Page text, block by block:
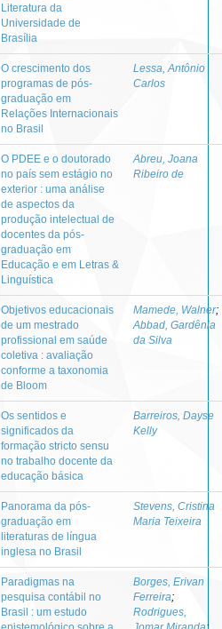
Literatura da
Universidade de
Brasília
O crescimento dos
programas de pós-
graduação em
Relações Internacionais
no Brasil
Lessa, Antônio
Carlos
O PDEE e o doutorado
no país sem estágio no
exterior : uma análise
de aspectos da
produção intelectual de
docentes da pós-
graduação em
Educação e em Letras &
Linguística
Abreu, Joana
Ribeiro de
Objetivos educacionais
de um mestrado
profissional em saúde
coletiva : avaliação
conforme a taxonomia
de Bloom
Mamede, Walner;
Abbad, Gardênia
da Silva
Os sentidos e
significados da
formação stricto sensu
no trabalho docente da
educação básica
Barreiros, Dayse
Kelly
Panorama da pós-
graduação em
literaturas de língua
inglesa no Brasil
Stevens, Cristina
Maria Teixeira
Paradigmas na
pesquisa contábil no
Brasil : um estudo
Borges, Erivan
Ferreira;
Rodrigues,